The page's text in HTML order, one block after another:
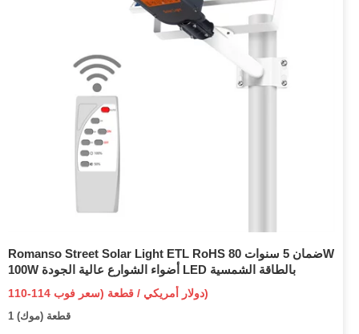
Romanso Street Solar Light ETL RoHS ضمان 5 سنوات 80W
100W أضواء الشوارع عالية الجودة LED بالطاقة الشمسية
110-114 دولار أمريكي / قطعة (سعر فوب)
1 قطعة (موك)